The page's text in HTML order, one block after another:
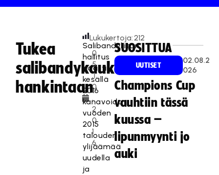
Tukea
salibandykaukalon
hankintaan
0
5
.1
0
.
2
0
1
6
Lukukertoja:212
Salibandyliiton
hallitus
päätti
kesällä
2016
kanavoida
vuoden
2015
talouden
ylijäämää
uudella
ja
SUOSITTUA
UUTISET
02.08.2
026
Champions Cup
vauhtiin tässä
kuussa –
lipunmyynti jo
auki